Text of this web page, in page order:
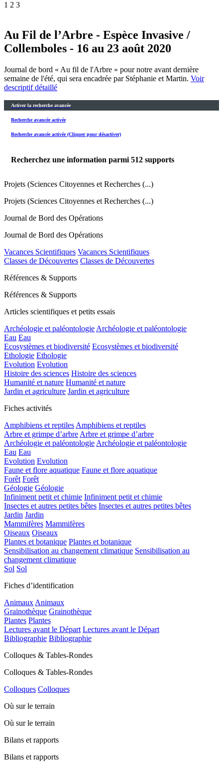
1 2 3
Au Fil de l’Arbre - Espèce Invasive /
Collemboles - 16 au 23 août 2020
Journal de bord « Au fil de l'Arbre » pour notre avant dernière
semaine de l'été, qui sera encadrée par Stéphanie et Martin. Voir
descriptif détaillé
Activer la recherche avancée
Recherche avancée activée
Recherche avancée activée (Cliquer pour désactiver)
Recherchez une information parmi 512 supports
Projets (Sciences Citoyennes et Recherches (...)
Projets (Sciences Citoyennes et Recherches (...)
Journal de Bord des Opérations
Journal de Bord des Opérations
Vacances Scientifiques Vacances Scientifiques
Classes de Découvertes Classes de Découvertes
Références & Supports
Références & Supports
Articles scientifiques et petits essais
Archéologie et paléontologie Archéologie et paléontologie
Eau Eau
Ecosystèmes et biodiversité Ecosystèmes et biodiversité
Ethologie Ethologie
Evolution Evolution
Histoire des sciences Histoire des sciences
Humanité et nature Humanité et nature
Jardin et agriculture Jardin et agriculture
Fiches activités
Amphibiens et reptiles Amphibiens et reptiles
Arbre et grimpe d’arbre Arbre et grimpe d’arbre
Archéologie et paléontologie Archéologie et paléontologie
Eau Eau
Evolution Evolution
Faune et flore aquatique Faune et flore aquatique
Forêt Forêt
Géologie Géologie
Infiniment petit et chimie Infiniment petit et chimie
Insectes et autres petites bêtes Insectes et autres petites bêtes
Jardin Jardin
Mammifères Mammifères
Oiseaux Oiseaux
Plantes et botanique Plantes et botanique
Sensibilisation au changement climatique Sensibilisation au
changement climatique
Sol Sol
Fiches d’identification
Animaux Animaux
Grainothèque Grainothèque
Plantes Plantes
Lectures avant le Départ Lectures avant le Départ
Bibliographie Bibliographie
Colloques & Tables-Rondes
Colloques & Tables-Rondes
Colloques Colloques
Où sur le terrain
Où sur le terrain
Bilans et rapports
Bilans et rapports